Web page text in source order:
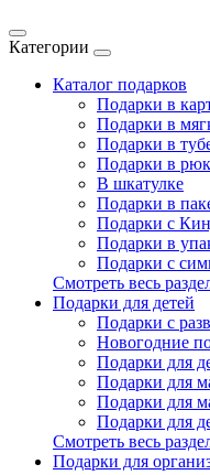
Категории
Каталог подарков
Подарки в
Подарки в
Подарки в
Подарки в
В шкатулке
Подарки в
Подарки с
Подарки в
Подарки с
Смотреть весь
Подарки для детей
Подарки с
Новогодние
Подарки для
Подарки для
Подарки для
Подарки для
Смотреть весь
Подарки для